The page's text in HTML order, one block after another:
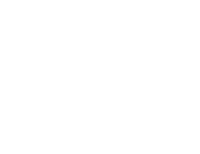
optimal für den
gegen Staub und
LED-Lichtquelle
die nicht nur die Umwelt
zudem eine